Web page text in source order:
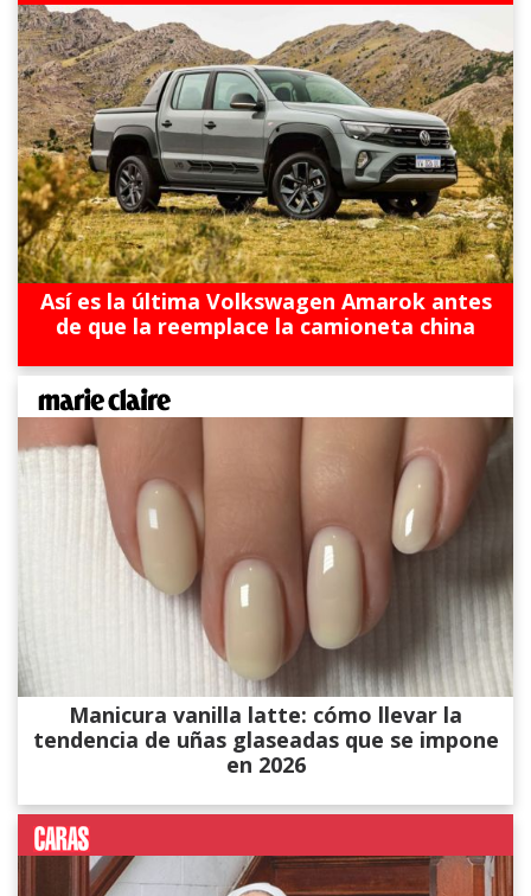
Así es la última Volkswagen Amarok antes
de que la reemplace la camioneta china
Manicura vanilla latte: cómo llevar la
tendencia de uñas glaseadas que se impone
en 2026